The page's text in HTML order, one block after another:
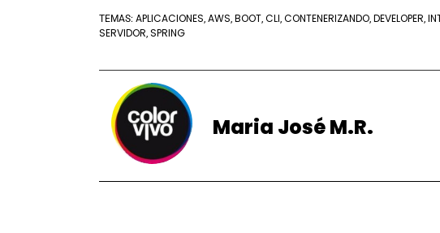
TEMAS: APLICACIONES AWS BOOT CLI CONTENERIZANDO DEVELOPER
SERVIDOR SPRING
Maria José M.R.